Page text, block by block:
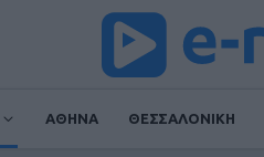
ΑΘΗΝΑ ΘΕΣΣΑΛΟΝΙΚΗ